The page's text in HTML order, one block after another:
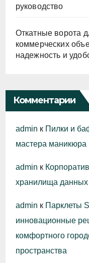
руководство
Откатные ворота
коммерческих
надежность и
Комментарии
admin к Пилки и
мастера маникюра
admin к
хранилища данных
admin к Парклеты
инновационные
комфортного
пространства